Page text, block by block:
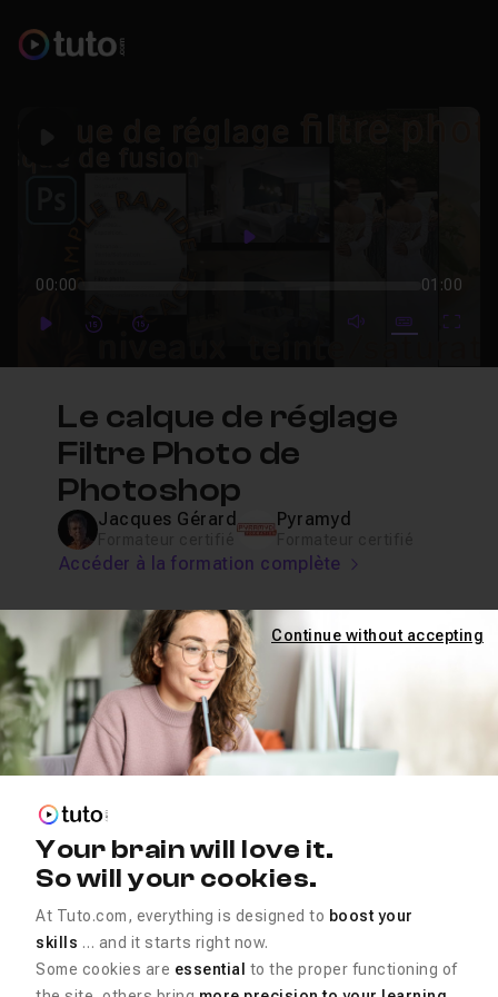
Play
00:00 01:00
PlayForwardForward mute video
Subtitles
Le calque de réglage
Filtre Photo de
Photoshop
Jacques Gérard Pyramyd
Accéder à la formation complète